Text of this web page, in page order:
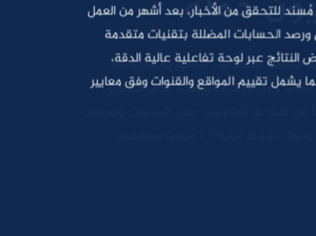
للتحقق من الأخبار، بعد أشهر من العمل
الحسابات المضللة بتقنيات متقدمة
عبر لوحة تفاعلية عالية الدقة،
يشمل تقييم المواقع والقنوات وفق معايير